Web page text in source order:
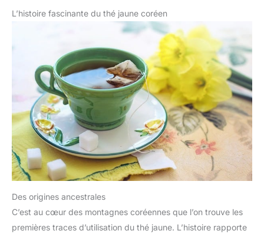
L’histoire fascinante du thé jaune coréen
Des origines ancestrales
C’est au cœur des montagnes coréennes que l’on trouve les
premières traces d’utilisation du thé jaune. L’histoire rapporte